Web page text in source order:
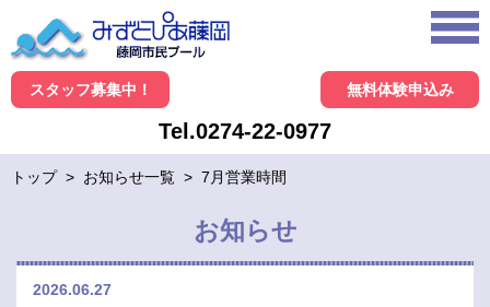
スタッフ募集中！ 無料体験申込み
Tel.0274-22-0977
トップ > お知らせ一覧 > 7月営業時間
お知らせ
2026.06.27